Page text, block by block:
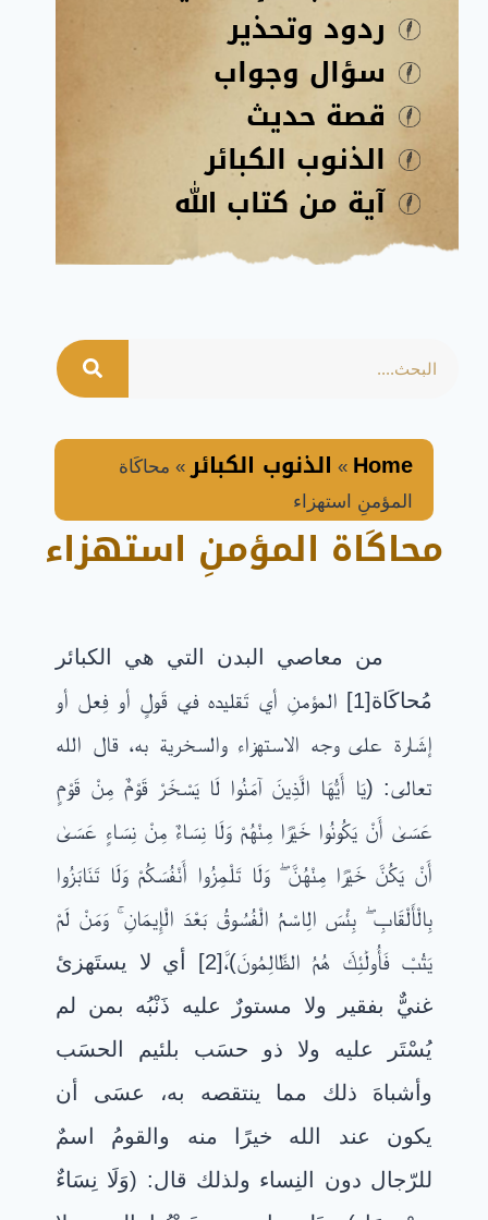
ردود وتحذير
سؤال وجواب
قصة حديث
الذنوب الكبائر
آية من كتاب الله
محاكَاة المؤمنِ استهزاء
Home
» الذنوب الكبائر » محاكَاة
المؤمنِ استهزاء
من معاصي البدن التي هي الكبائر
مُحاكَاة[1] المؤمنِ أي تَقليده في قَولٍ أو فِعل أو
إشَارة على وجه الاستهزاء والسخرية به، قال الله
تعالى: (يَا أَيُّهَا الَّذِينَ آمَنُوا لَا يَسْخَرْ قَوْمٌ مِنْ قَوْمٍ
عَسَىٰ أَنْ يَكُونُوا خَيْرًا مِنْهُمْ وَلَا نِسَاءٌ مِنْ نِسَاءٍ عَسَىٰ
أَنْ يَكُنَّ خَيْرًا مِنْهُنَّ ۖ وَلَا تَلْمِزُوا أَنْفُسَكُمْ وَلَا تَنَابَزُوا
بِالْأَلْقَابِ ۖ بِئْسَ الِاسْمُ الْفُسُوقُ بَعْدَ الْإِيمَانِ ۚ وَمَنْ لَمْ
يَتُبْ فَأُولَٰئِكَ هُمُ الظَّالِمُونَ)،ﱠ[2] أي لا يستَهزئ
غنيٌّ بفقير ولا مستورٌ عليه ذَنْبُه بمن لم
يُسْتَر عليه ولا ذو حسَب بلئيم الحسَب
وأشباهَ ذلك مما ينتقصه به، عسَى أن
يكون عند الله خيرًا منه والقومُ اسمٌ
للرّجال دون النِساء ولذلك قال: (وَلَا نِسَاءٌ